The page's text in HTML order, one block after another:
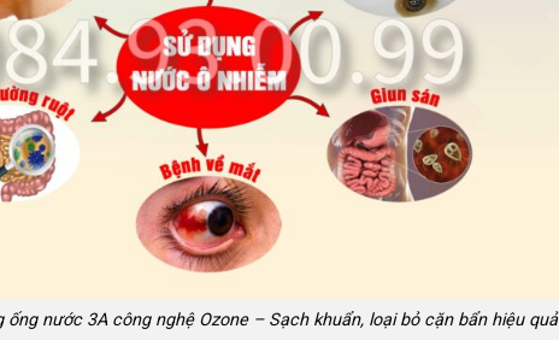
nước 3A công nghệ Ozone – Sạch khuẩn, loại bỏ cặn bẩn hiệu quả